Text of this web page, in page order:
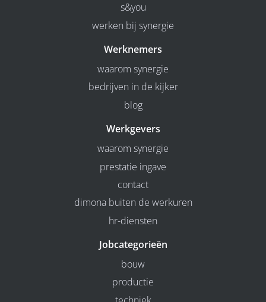
s&you
werken bij synergie
Werknemers
waarom synergie
bedrijven in de kijker
blog
Werkgevers
waarom synergie
prestatie ingave
contact
dimona buiten de werkuren
hr-diensten
Jobcategorieën
bouw
productie